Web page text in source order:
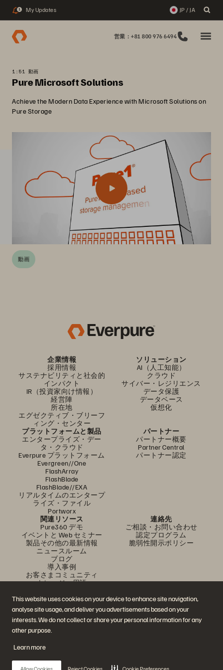
This website uses cookies on your device to enhance site navigation,
analyse site usage, and deliver you advertisements based on your
interests. We do not collect or share your personal information for any
other purpose.
Learn more
Allow Cookies Reject Cookies Cookie Preferences
1 My Updates JP / JA
営業：+81 800 976 6494
1:51 動画
Pure Microsoft Solutions
Achieve the Modern Data Experience with Microsoft Solutions on
Pure Storage
動画
企業情報
採用情報
サステナビリティと社会的
インパクト
IR（投資家向け情報）
経営陣
所在地
エグゼクティブ・ブリーフ
ィング・センター
ソリューション
AI（人工知能）
クラウド
サイバー・レジリエンス
データ保護
データベース
仮想化
プラットフォームと製品
エンタープライズ・デー
タ・クラウド
Everpure プラットフォーム
Evergreen//One
FlashArray
FlashBlade
FlashBlade//EXA
リアルタイムのエンタープ
ライズ・ファイル
Portworx
パートナー
パートナー概要
Partner Central
パートナー認定
関連リソース
Pure360 デモ
イベントと Web セミナー
製品その他の最新情報
ニュースルーム
ブログ
導入事例
お客さまコミュニティ
ナレッジ・用語
連絡先
ご相談・お問い合わせ
認定プログラム
脆弱性開示ポリシー
公式 SNS
是非フォローをお願いします！
© 2026 Everpure, Inc. 無断転用は禁止されています。